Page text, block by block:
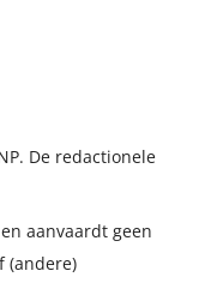
De redactionele
aanvaardt geen
(andere)